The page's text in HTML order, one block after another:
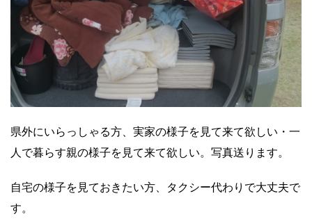
県外にいらっしゃる方、実家の様子を見て来て欲しい・一
人で暮らす親の様子を見て来て欲しい。写真送ります。
自宅の様子を見ておきたい方、タクシー代わりで大丈夫で
す。